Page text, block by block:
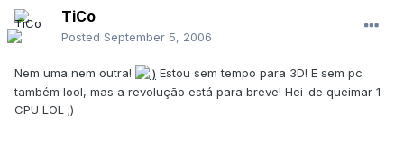
TiCo
Posted September 5, 2006
Nem uma nem outra!
Estou sem tempo para 3D! E sem pc
também lool, mas a revolução está para breve! Hei-de queimar 1
CPU LOL ;)